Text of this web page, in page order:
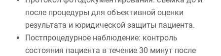
после процедуры для объективной оценки
результата и юридической защиты пациента.
Постпроцедурное наблюдение: контроль
состояния пациента в течение 30 минут после